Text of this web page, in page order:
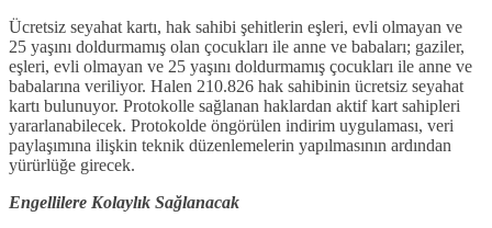
Ücretsiz seyahat kartı, hak sahibi şehitlerin eşleri, evli olmayan ve
25 yaşını doldurmamış olan çocukları ile anne ve babaları; gaziler,
eşleri, evli olmayan ve 25 yaşını doldurmamış çocukları ile anne ve
babalarına veriliyor. Halen 210.826 hak sahibinin ücretsiz seyahat
kartı bulunuyor. Protokolle sağlanan haklardan aktif kart sahipleri
yararlanabilecek. Protokolde öngörülen indirim uygulaması, veri
paylaşımına ilişkin teknik düzenlemelerin yapılmasının ardından
yürürlüğe girecek.
Engellilere Kolaylık Sağlanacak